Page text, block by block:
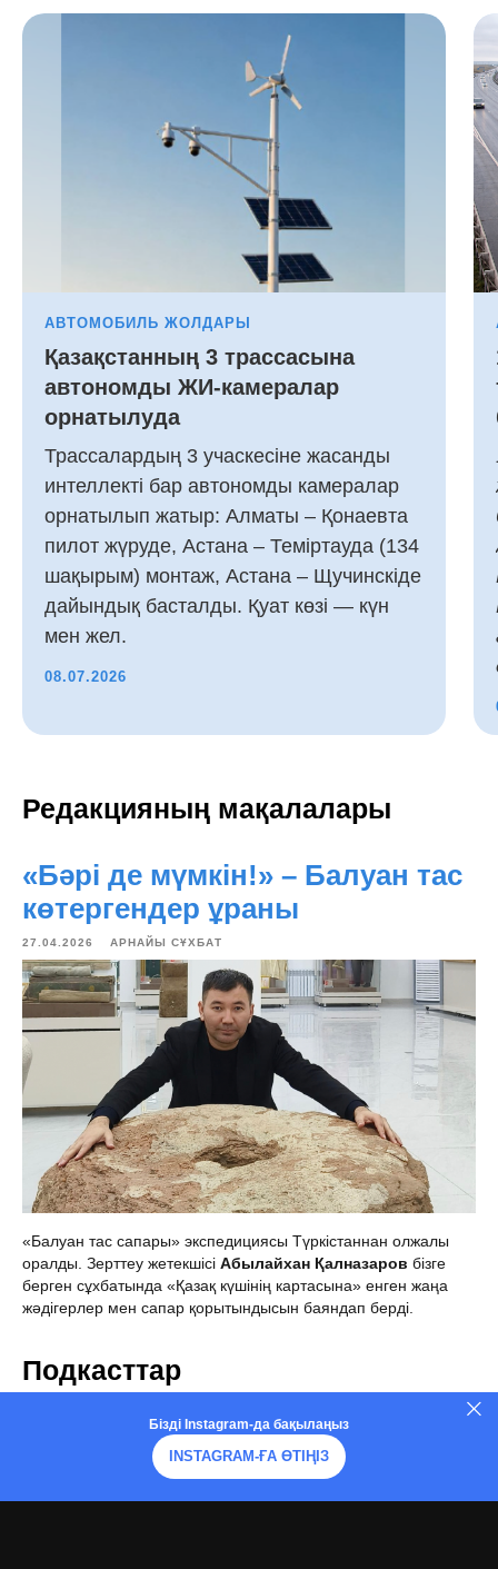
АВТОМОБИЛЬ ЖОЛДАРЫ
Қазақстанның 3 трассасына
автономды ЖИ-камералар
орнатылуда
Трассалардың 3 учаскесіне жасанды
интеллекті бар автономды камералар
орнатылып жатыр: Алматы – Қонаевта
пилот жүруде, Астана – Теміртауда (134
шақырым) монтаж, Астана – Щучинскіде
дайындық басталды. Қуат көзі — күн
мен жел.
08.07.2026
Редакцияның мақалалары
«Бәрі де мүмкін!» – Балуан тас
көтергендер ұраны
27.04.2026 АРНАЙЫ СҰХБАТ
«Балуан тас сапары» экспедициясы Түркістаннан олжалы
оралды. Зерттеу жетекшісі Абылайхан Қалназаров бізге
берген сұхбатында «Қазақ күшінің картасына» енген жаңа
жәдігерлер мен сапар қорытындысын баяндап берді.
Подкасттар
Бізді Instagram-да бақылаңыз
INSTAGRAM-ҒА ӨТІҢІЗ